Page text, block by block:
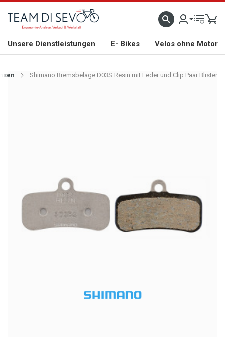
WILLKOMMEN GROSSE AUSWAHL AN RENNRÄDERN, GRAVEL, E-BIKES UND
Unsere Dienstleistungen E- Bikes Velos ohne Motor
Shimano Bremsbeläge D03S Resin mit Feder und Clip Paar Blister